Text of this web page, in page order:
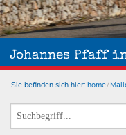
Johannes Pfaff
Sie befinden sich hier: home